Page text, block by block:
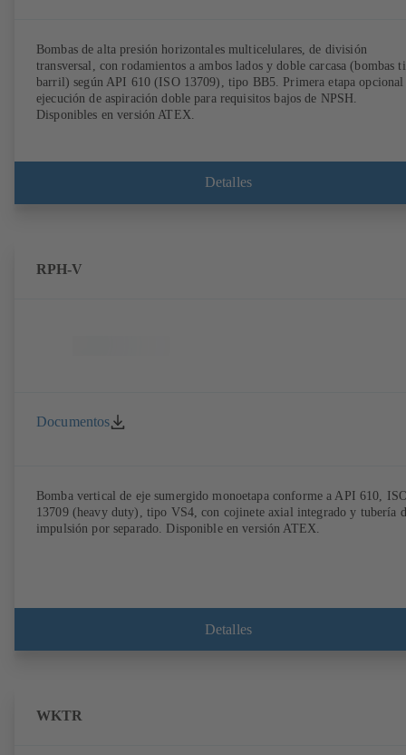
Bombas de alta presión horizontales multicelulares, de división
transversal, con rodamientos a ambos lados y doble carcasa (bombas
barril) según API 610 (ISO 13709), tipo BB5. Primera etapa opcional
ejecución de aspiración doble para requisitos bajos de NPSH.
Disponibles en versión ATEX.
Detalles
RPH-V
Documentos
Bomba vertical de eje sumergido monoetapa conforme a API 610,
13709 (heavy duty), tipo VS4, con cojinete axial integrado y tubería
impulsión por separado. Disponible en versión ATEX.
Detalles
WKTR